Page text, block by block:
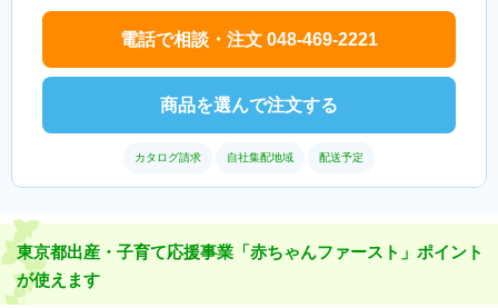
電話で相談・注文 048-469-2221
商品を選んで注文する
カタログ請求 自社集配地域 配送予定
東京都出産・子育て応援事業「赤ちゃんファースト」ポイント
が使えます